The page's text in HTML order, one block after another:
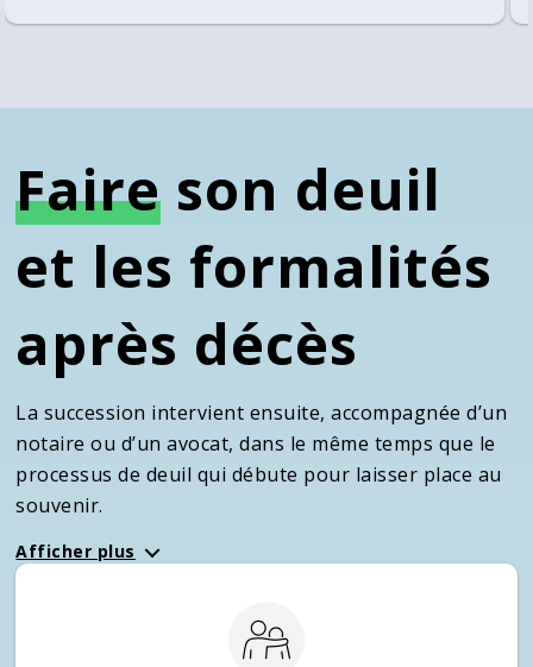
Faire son deuil
et les formalités
après décès
La succession intervient ensuite, accompagnée d’un
notaire ou d’un avocat, dans le même temps que le
processus de deuil qui débute pour laisser place au
souvenir.
Afficher plus